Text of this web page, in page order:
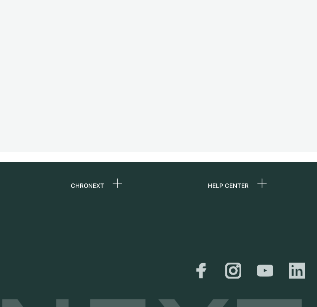
CHRONEXT HELP CENTER
Versand &
Rückgaberecht